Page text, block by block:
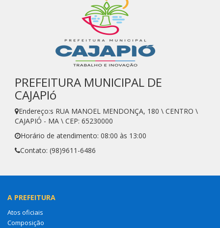
PREFEITURA MUNICIPAL DE
CAJAPIó
Endereço:s RUA MANOEL MENDONÇA, 180 \ CENTRO \
CAJAPIÓ - MA \ CEP: 65230000
Horário de atendimento: 08:00 às 13:00
Contato: (98)9611-6486
A PREFEITURA
Atos oficiais
Composição